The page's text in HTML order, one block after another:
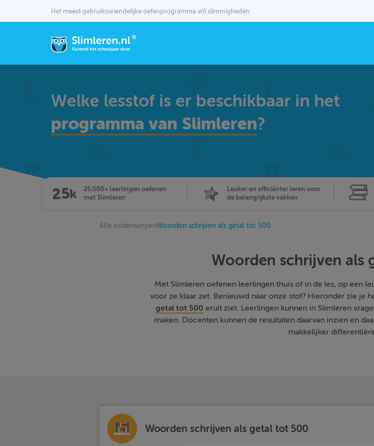
Het meest gebruiksvriendelijke oefenprogramma vól slimmigheden
Welke lesstof is er beschikbaar in het
programma van Slimleren?
25.000+ leerlingen oefenen
met Slimleren
Leuker en efficiënter leren voor
de belangrijkste vakken
Alle onderwerpenWoorden schrijven als getal tot 500
Woorden schrijven als
Met Slimleren oefenen leerlingen thuis of in de les, op een
voor ze klaar zet. Benieuwd naar onze stof? Hieronder zie je
getal tot 500 eruit ziet. Leerlingen kunnen in Slimleren
maken. Docenten kunnen de resultaten daarvan inzien en
makkelijker
Woorden schrijven als getal tot 500